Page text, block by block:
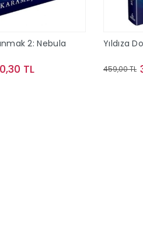
2: Nebula
TL
Yıldıza
459,00 TL